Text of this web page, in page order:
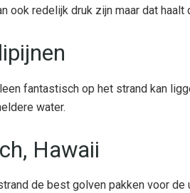
ook redelijk druk zijn maar dat
fantastisch op het strand kan
water.
Hawaii
de best golven pakken voor